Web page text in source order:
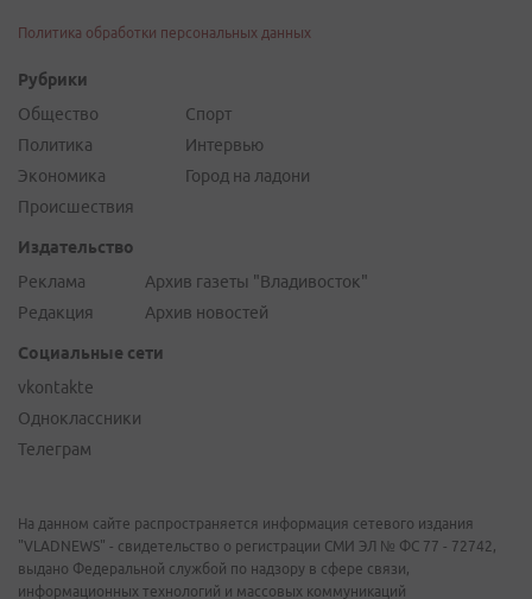
Политика обработки персональных данных
Рубрики
Общество
Политика
Экономика
Происшествия
Спорт
Интервью
Город на ладони
Издательство
Реклама
Редакция
Архив газеты "Владивосток"
Архив новостей
Социальные сети
vkontakte
Одноклассники
Телеграм
На данном сайте распространяется информация сетевого издания
"VLADNEWS" - свидетельство о регистрации СМИ ЭЛ № ФС 77 - 72742,
выдано Федеральной службой по надзору в сфере связи,
информационных технологий и массовых коммуникаций